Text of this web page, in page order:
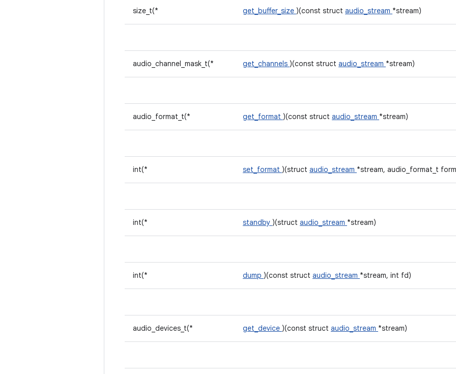
size_t(* get_buffer_size )(const struct audio_stream *stream)
audio_channel_mask_t(* get_channels )(const struct audio_stream *stream)
audio_format_t(* get_format )(const struct audio_stream *stream)
int(* set_format )(struct audio_stream *stream, audio_format_t
int(* standby )(struct audio_stream *stream)
int(* dump )(const struct audio_stream *stream, int fd)
audio_devices_t(* get_device )(const struct audio_stream *stream)